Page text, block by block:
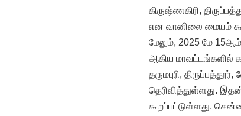
கிருஷ்ணகிரி,
என வானிலை மையம்
மேலும், 2025 மே 15ஆம்
ஆகிய மாவட்டங்களில்
தருமபுரி,
தெரிவித்துள்ளது.
கூறப்பட்டுள்ளது.